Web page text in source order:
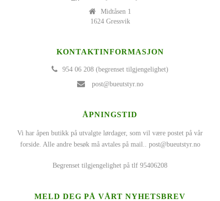
Midtåsen 1
1624 Gressvik
KONTAKTINFORMASJON
954 06 208 (begrenset tilgjengelighet)
post@bueutstyr.no
ÅPNINGSTID
Vi har åpen butikk på utvalgte lørdager, som vil være postet på vår
forside. Alle andre besøk må avtales på mail.. post@bueutstyr.no
Begrenset tilgjengelighet på tlf 95406208
MELD DEG PÅ VÅRT NYHETSBREV